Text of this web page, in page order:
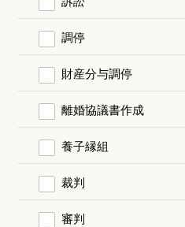
調停
財産分与調停
離婚協議書作成
養子縁組
裁判
審判